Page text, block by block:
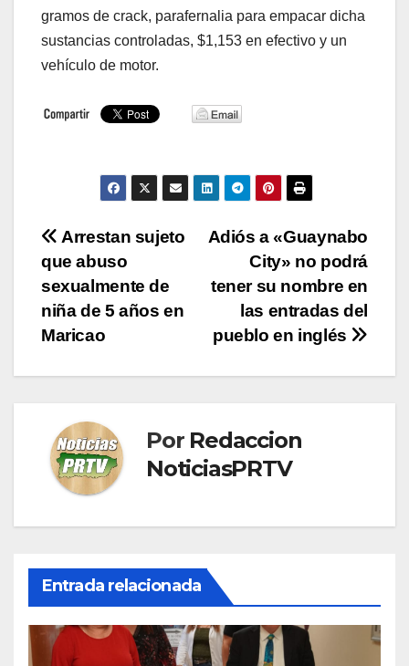
gramos de crack, parafernalia para empacar dicha
sustancias controladas, $1,153 en efectivo y un
vehículo de motor.
Navegación
de
entradas
Adiós a «Guaynabo
City» no podrá
tener su nombre en
las entradas del
pueblo en inglés
Arrestan sujeto
que abuso
sexualmente de
niña de 5 años en
Maricao
Por Redaccion
NoticiasPRTV
Entrada relacionada